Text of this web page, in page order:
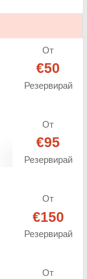
От
€50
Резервирай
От
€95
Резервирай
От
€150
Резервирай
От